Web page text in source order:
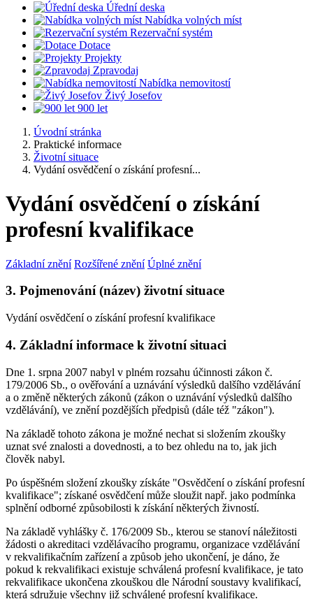
Úřední deska
Nabídka volných míst
Rezervační systém
Dotace
Projekty
Zpravodaj
Nabídka nemovitostí
Živý Josefov
900 let
Úvodní stránka
Praktické informace
Životní situace
Vydání osvědčení o získání profesní...
Vydání osvědčení o získání
profesní kvalifikace
Základní znění Rozšířené znění Úplné znění
3. Pojmenování (název) životní situace
Vydání osvědčení o získání profesní kvalifikace
4. Základní informace k životní situaci
Dne 1. srpna 2007 nabyl v plném rozsahu účinnosti zákon č.
179/2006 Sb., o ověřování a uznávání výsledků dalšího vzdělávání
a o změně některých zákonů (zákon o uznávání výsledků dalšího
vzdělávání), ve znění pozdějších předpisů (dále též "zákon").
Na základě tohoto zákona je možné nechat si složením zkoušky
uznat své znalosti a dovednosti, a to bez ohledu na to, jak jich
člověk nabyl.
Po úspěšném složení zkoušky získáte "Osvědčení o získání profesní
kvalifikace"; získané osvědčení může sloužit např. jako podmínka
splnění odborné způsobilosti k získání některých živností.
Na základě vyhlášky č. 176/2009 Sb., kterou se stanoví náležitosti
žádosti o akreditaci vzdělávacího programu, organizace vzdělávání
v rekvalifikačním zařízení a způsob jeho ukončení, je dáno, že
pokud k rekvalifikaci existuje schválená profesní kvalifikace, je tato
rekvalifikace ukončena zkouškou dle Národní soustavy kvalifikací,
která sdružuje všechny již schválené profesní kvalifikace.